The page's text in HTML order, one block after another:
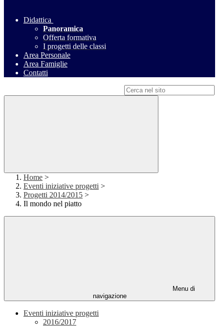
Didattica
Panoramica
Offerta formativa
I progetti delle classi
Area Personale
Area Famiglie
Contatti
Home >
Eventi iniziative progetti >
Progetti 2014/2015 >
Il mondo nel piatto
Menu di
navigazione
Eventi iniziative progetti
2016/2017